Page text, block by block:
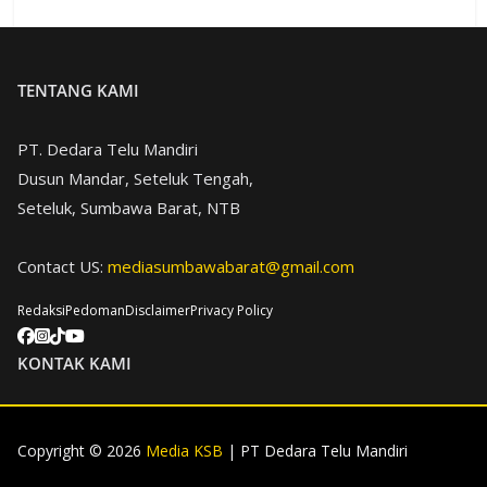
TENTANG KAMI
PT. Dedara Telu Mandiri
Dusun Mandar, Seteluk Tengah,
Seteluk, Sumbawa Barat, NTB
Contact US: mediasumbawabarat@gmail.com
RedaksiPedomanDisclaimerPrivacy Policy
KONTAK KAMI
Copyright © 2026 Media KSB | PT Dedara Telu Mandiri